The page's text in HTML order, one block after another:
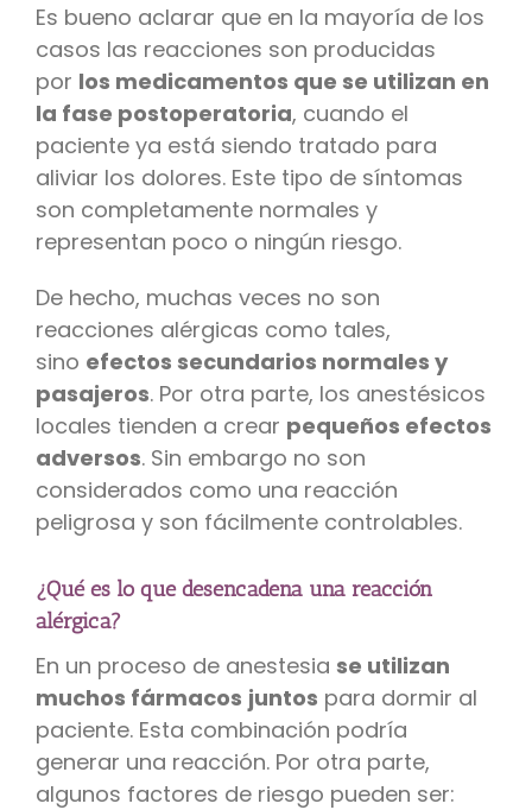
Es bueno aclarar que en la mayoría de los
casos las reacciones son producidas
por los medicamentos que se utilizan en
la fase postoperatoria, cuando el
paciente ya está siendo tratado para
aliviar los dolores. Este tipo de síntomas
son completamente normales y
representan poco o ningún riesgo.
De hecho, muchas veces no son
reacciones alérgicas como tales,
sino efectos secundarios normales y
pasajeros. Por otra parte, los anestésicos
locales tienden a crear pequeños efectos
adversos. Sin embargo no son
considerados como una reacción
peligrosa y son fácilmente controlables.
¿Qué es lo que desencadena una reacción
alérgica?
En un proceso de anestesia se utilizan
muchos fármacos juntos para dormir al
paciente. Esta combinación podría
generar una reacción. Por otra parte,
algunos factores de riesgo pueden ser: